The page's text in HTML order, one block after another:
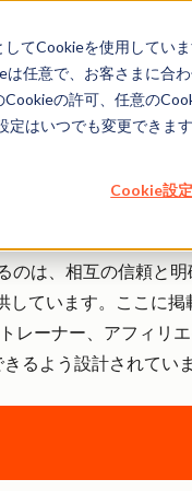
てCookieを使用してい
任意で、お客さまに合
の許可、任意の
はいつでも変更できま
Cookie設
のは、相互の信頼と
しています。ここに
レーナー、アフィリ
るよう設計されてい